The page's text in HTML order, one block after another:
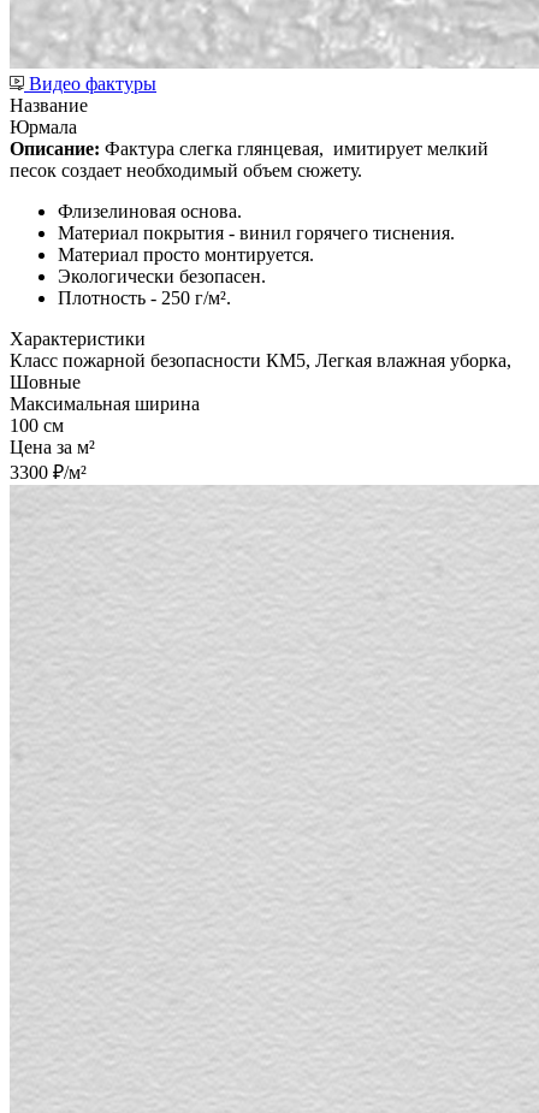
Видео фактуры
Название
Юрмала
Описание: Фактура слегка глянцевая, имитирует мелкий
песок создает необходимый объем сюжету.
Флизелиновая основа.
Материал покрытия - винил горячего тиснения.
Материал просто монтируется.
Экологически безопасен.
Плотность - 250 г/м².
Характеристики
Класс пожарной безопасности КМ5, Легкая влажная уборка,
Шовные
Максимальная ширина
100 см
Цена за м²
3300 ₽/м²